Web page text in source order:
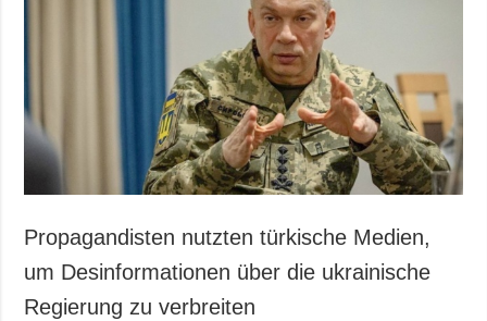
Notstand und
Notfälle
ZUSÄTZLICH
Veröffentlichungen
Interview
Fotos
LEISTUNGEN
Abonnement
Fotobank
Propagandisten nutzten türkische Medien,
um Desinformationen über die ukrainische
Regierung zu verbreiten